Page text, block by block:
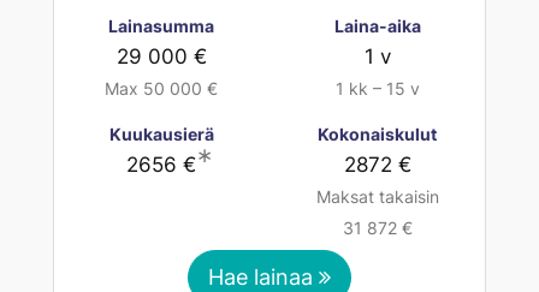
Lainasumma
29 000 €
Max 50 000 €
Laina-aika
1 v
1 kk – 15 v
Kuukausierä
2656 €∗
Kokonaiskulut
2872 €
Maksat takaisin
31 872 €
Hae lainaa